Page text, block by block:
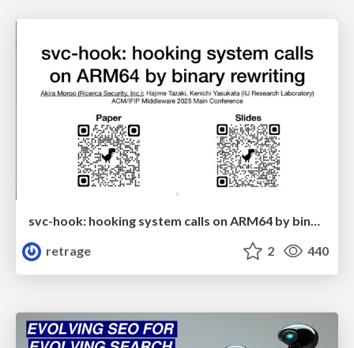
svc-hook: hooking system calls on ARM64 by binary rewriting
retrage
2 440